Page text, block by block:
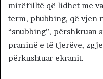
mirëfilltë që lidhet me
term, phubbing, që vjen
“snubbing”, përshkruan
praninë e të tjerëve,
përkushtuar ekranit.